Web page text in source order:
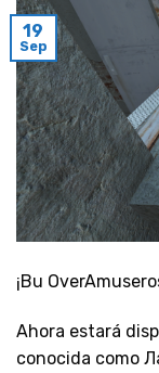
19
Sep
¡Bu
Ahora estará
conocida como